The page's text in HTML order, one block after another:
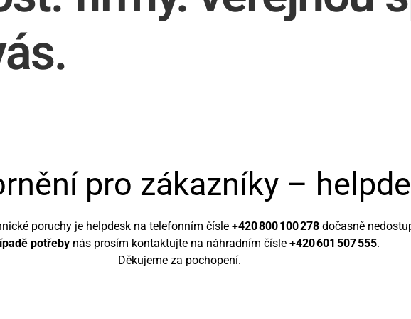
pro zákazníky –
poruchy je helpdesk na telefonním čísle +420 800 100 278dočasně
potřeby nás prosím kontaktujte na náhradním čísle +420 601 507 555.
Děkujeme za pochopení.